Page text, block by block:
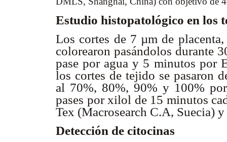
Estudio histopatológico en los
Los cortes de 7 µm de
colorearon pasándolos durante
pase por agua y 5 minutos por
los cortes de tejido se pasaron
al 70%, 80%, 90% y 100%
pases por xilol de 15 minutos
Tex (Macrosearch C.A, Suecia)
Detección de citocinas